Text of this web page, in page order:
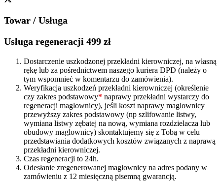
2008
2012
Towar / Usługa
Usługa regeneracji 499 zł
Dostarczenie uszkodzonej przekładni kierowniczej, na własną
rękę lub za pośrednictwem naszego kuriera DPD (należy o
tym wspomnieć w komentarzu do zamówienia).
Weryfikacja uszkodzeń przekładni kierowniczej (określenie
czy zakres podstawowy* naprawy przekładni wystarczy do
regeneracji maglownicy), jeśli koszt naprawy maglownicy
przewyższy zakres podstawowy (np szlifowanie listwy,
wymiana listwy zębatej na nową, wymiana rozdzielacza lub
obudowy maglownicy) skontaktujemy się z Tobą w celu
przedstawiania dodatkowych kosztów związanych z naprawą
przekładni kierowniczej.
Czas regeneracji to 24h.
Odesłanie zregenerowanej maglownicy na adres podany w
zamówieniu z 12 miesięczną pisemną gwarancją.